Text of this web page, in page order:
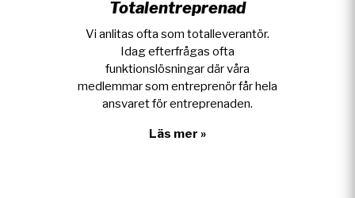
Totalentreprenad
Vi anlitas ofta som totalleverantör.
Idag efterfrågas ofta
funktionslösningar där våra
medlemmar som entreprenör får hela
ansvaret för entreprenaden.
Läs mer »